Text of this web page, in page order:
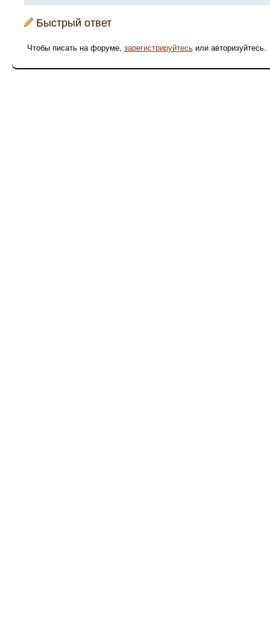
Быстрый ответ
Чтобы писать на форуме, зарегистрируйтесь или авторизуйтесь.